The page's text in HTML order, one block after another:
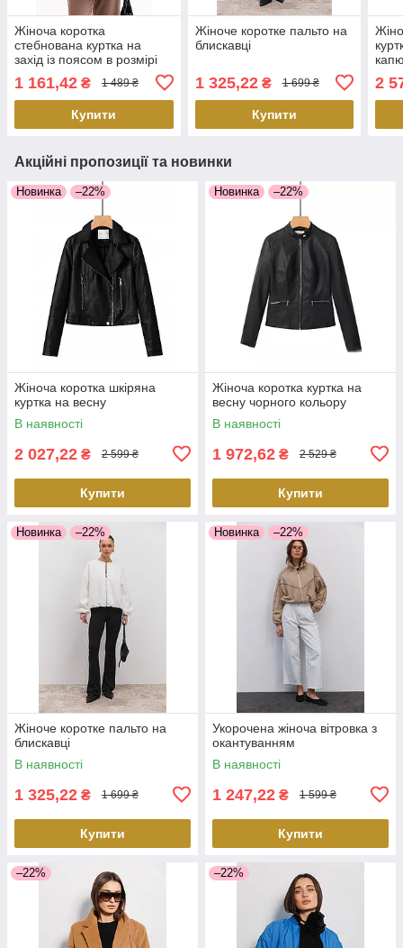
Жіноча коротка
стебнована куртка на
захід із поясом в розмірі
1 161,42 ₴ 1 489 ₴
Купити
Жіноче коротке пальто на
блискавці
1 325,22₴ 1 699 ₴
Купити
2
Акційні пропозиції та новинки
Новинка –22%
Жіноча коротка шкіряна
куртка на весну
В наявності
2 027,22 ₴ 2 599 ₴
Купити
Новинка –22%
Жіноча коротка куртка на
весну чорного кольору
В наявності
1 972,62 ₴ 2 529 ₴
Купити
Новинка –22%
Жіноче коротке пальто на
блискавці
В наявності
1 325,22 ₴ 1 699 ₴
Купити
Новинка –22%
Укорочена жіноча вітровка з
окантуванням
В наявності
1 247,22 ₴ 1 599 ₴
Купити
–22% –22%